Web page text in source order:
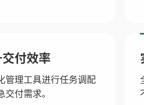
付效率
管理工具进行任务调配
付需求。